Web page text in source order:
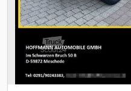
parkeringsvarmer, sentral
tilhengerkobling,